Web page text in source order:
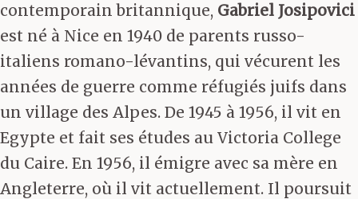
contemporain britannique, Gabriel Josipovici
est né à Nice en 1940 de parents russo-
italiens romano-lévantins, qui vécurent les
années de guerre comme réfugiés juifs dans
un village des Alpes. De 1945 à 1956, il vit en
Egypte et fait ses études au Victoria College
du Caire. En 1956, il émigre avec sa mère en
Angleterre, où il vit actuellement. Il poursuit